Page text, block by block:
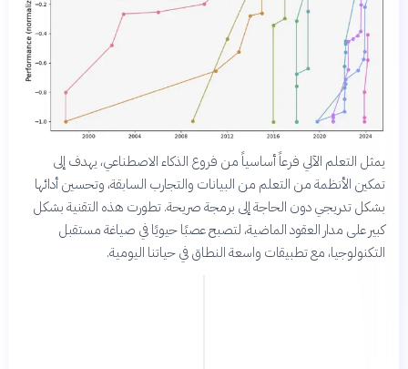
يمثل التعلم الآلي فرعاً أساسياً من فروع الذكاء الاصطناعي، يهدف إلى
تمكين الأنظمة من التعلم من البيانات والتجارب السابقة، وتحسين أدائها
بشكل تدريجي دون الحاجة إلى برمجة صريحة. تطورت هذه التقنية بشكل
كبير على مدار العقود الماضية، لتصبح عصبًا حيويًا في صياغة مستقبل
التكنولوجيا، مع تطبيقات واسعة النطاق في حياتنا اليومية.